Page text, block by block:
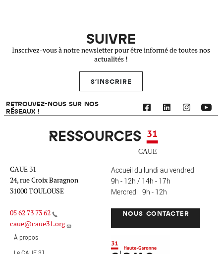
SUIVRE
Inscrivez-vous à notre newsletter pour être informé de toutes nos
actualités !
S'INSCRIRE
RETROUVEZ-NOUS SUR NOS
RÉSEAUX !
Ressources 31
CAUE 31
24, rue Croix Baragnon
31000 TOULOUSE
05 62 73 73 62
caue@caue31.org
Accueil du lundi au vendredi
9h - 12h / 14h - 17h
Mercredi : 9h - 12h
NOUS CONTACTER
À propos